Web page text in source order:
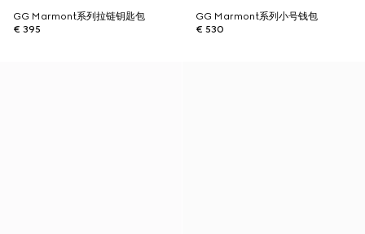
GG Marmont系列拉链钥匙包
€ 395
GG Marmont系列小号钱包
€ 530